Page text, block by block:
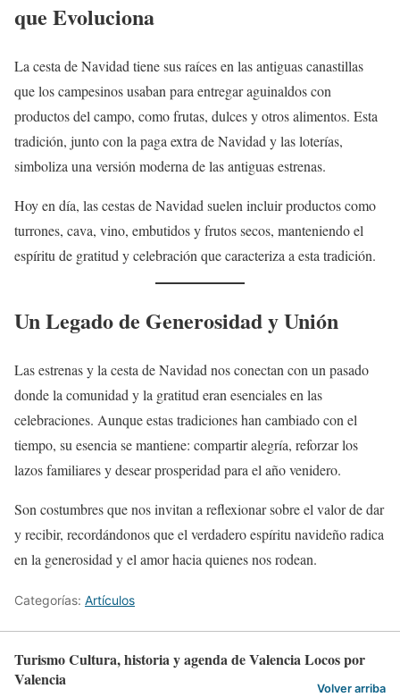
que Evoluciona
La cesta de Navidad tiene sus raíces en las antiguas canastillas
que los campesinos usaban para entregar aguinaldos con
productos del campo, como frutas, dulces y otros alimentos. Esta
tradición, junto con la paga extra de Navidad y las loterías,
simboliza una versión moderna de las antiguas estrenas.
Hoy en día, las cestas de Navidad suelen incluir productos como
turrones, cava, vino, embutidos y frutos secos, manteniendo el
espíritu de gratitud y celebración que caracteriza a esta tradición.
Un Legado de Generosidad y Unión
Las estrenas y la cesta de Navidad nos conectan con un pasado
donde la comunidad y la gratitud eran esenciales en las
celebraciones. Aunque estas tradiciones han cambiado con el
tiempo, su esencia se mantiene: compartir alegría, reforzar los
lazos familiares y desear prosperidad para el año venidero.
Son costumbres que nos invitan a reflexionar sobre el valor de dar
y recibir, recordándonos que el verdadero espíritu navideño radica
en la generosidad y el amor hacia quienes nos rodean.
Categorías: Artículos
Turismo Cultura, historia y agenda de Valencia Locos por
Valencia
Volver arriba